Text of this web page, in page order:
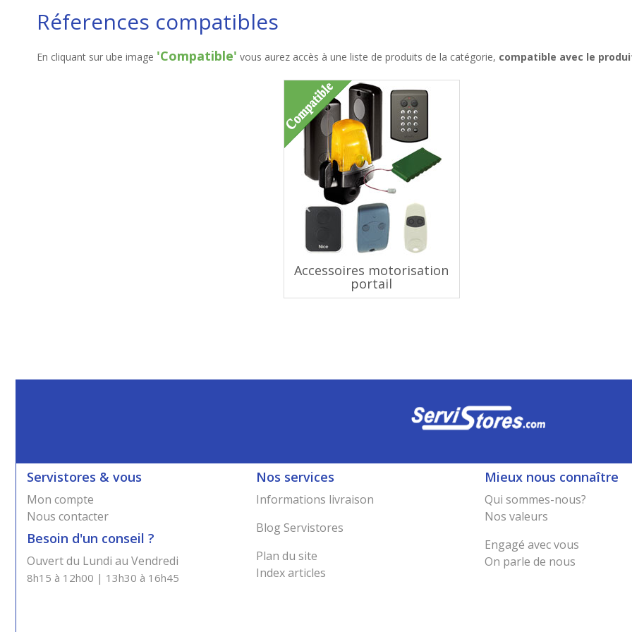
Réferences compatibles
En cliquant sur ube image 'Compatible' vous aurez accès à une liste de produits de la catégorie, compatible avec le
Accessoires motorisation
portail
Servistores & vous
Mon compte
Nous contacter
Besoin d'un conseil ?
Ouvert du Lundi au Vendredi
8h15 à 12h00 | 13h30 à 16h45
Nos services
Informations livraison
Blog Servistores
Plan du site
Index articles
Mieux nous connaître
Qui sommes-nous?
Nos valeurs
Engagé avec vous
On parle de nous